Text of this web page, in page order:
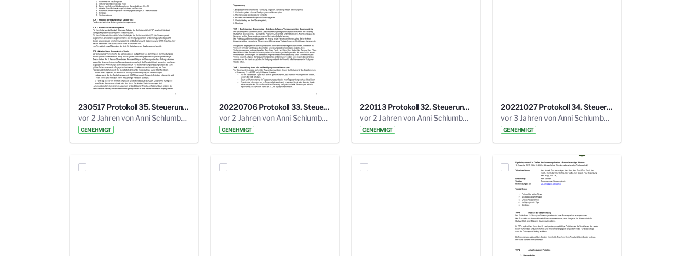
230517 Protokoll 35. Steuerungskreis.pdf
vor 2 Jahren von Anni Schlumberger
GENEHMIGT
20220706 Protokoll 33. Steuerungskreis.pdf
vor 2 Jahren von Anni Schlumberger
GENEHMIGT
220113 Protokoll 32. Steuerungskreis.pdf
vor 2 Jahren von Anni Schlumberger
GENEHMIGT
20221027 Protokoll 34. Steuerungskreis.pdf
vor 3 Jahren von Anni Schlumberger
GENEHMIGT